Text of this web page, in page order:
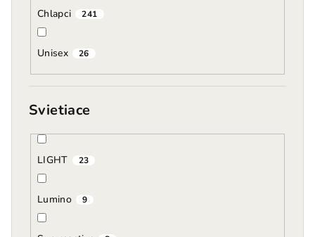
Chlapci 241
Unisex 26
Svietiace
LIGHT 23
Lumino 9